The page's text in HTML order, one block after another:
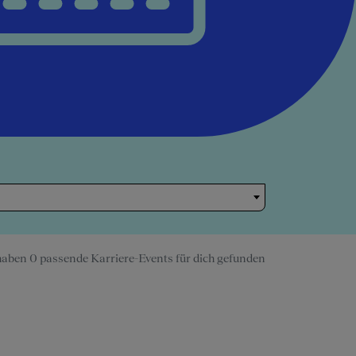
0 passende Karriere-Events für dich gefunden